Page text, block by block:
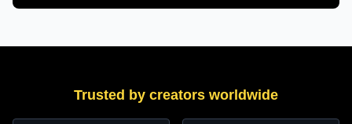
Trusted by creators worldwide